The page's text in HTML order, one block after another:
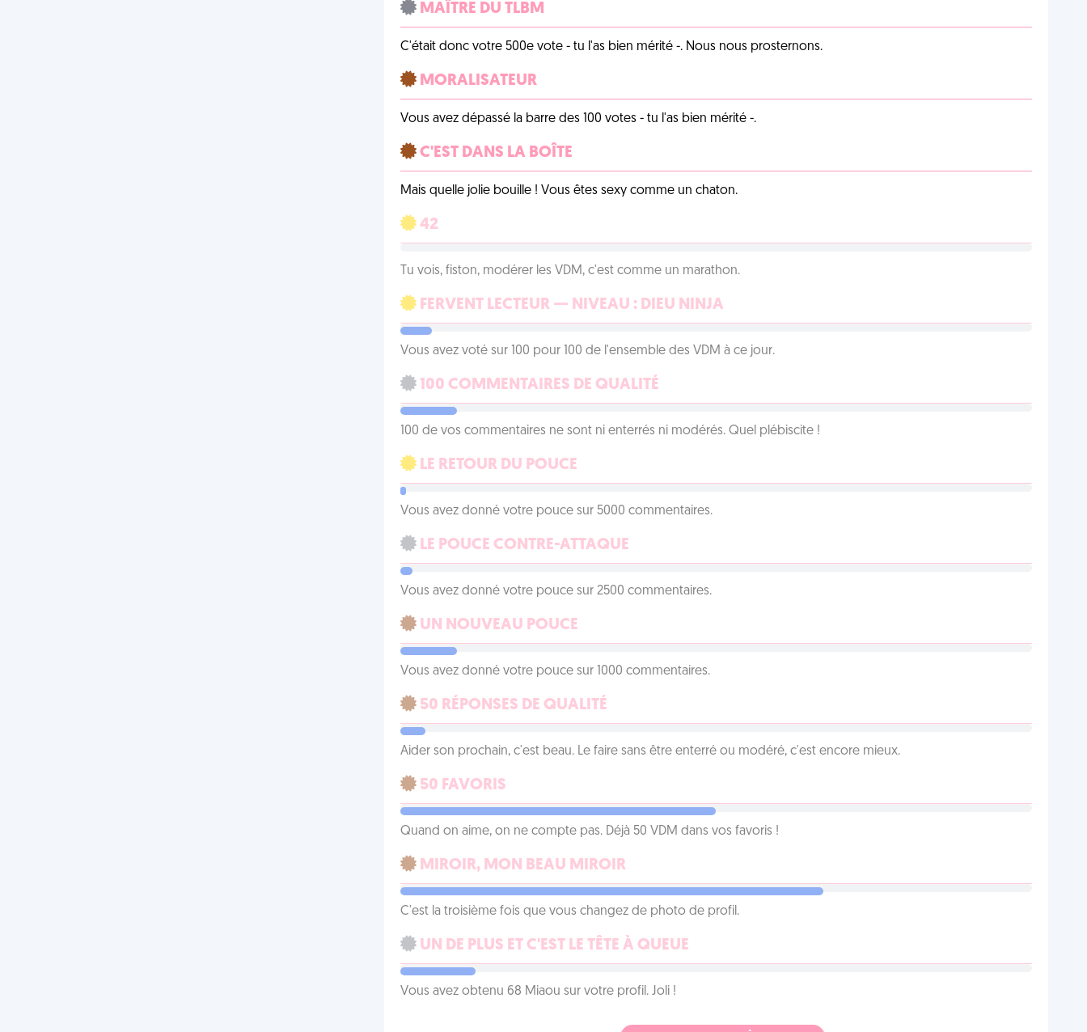
MAÎTRE DU TLBM
C'était donc votre 500e vote - tu l'as bien mérité -. Nous nous prosternons.
MORALISATEUR
Vous avez dépassé la barre des 100 votes - tu l'as bien mérité -.
C'EST DANS LA BOÎTE
Mais quelle jolie bouille ! Vous êtes sexy comme un chaton.
42
Tu vois, fiston, modérer les VDM, c'est comme un marathon.
FERVENT LECTEUR — NIVEAU : DIEU NINJA
Vous avez voté sur 100 pour 100 de l'ensemble des VDM à ce jour.
100 COMMENTAIRES DE QUALITÉ
100 de vos commentaires ne sont ni enterrés ni modérés. Quel plébiscite !
LE RETOUR DU POUCE
Vous avez donné votre pouce sur 5000 commentaires.
LE POUCE CONTRE-ATTAQUE
Vous avez donné votre pouce sur 2500 commentaires.
UN NOUVEAU POUCE
Vous avez donné votre pouce sur 1000 commentaires.
50 RÉPONSES DE QUALITÉ
Aider son prochain, c'est beau. Le faire sans être enterré ou modéré, c'est encore mieux.
50 FAVORIS
Quand on aime, on ne compte pas. Déjà 50 VDM dans vos favoris !
MIROIR, MON BEAU MIROIR
C'est la troisième fois que vous changez de photo de profil.
UN DE PLUS ET C'EST LE TÊTE À QUEUE
Vous avez obtenu 68 Miaou sur votre profil. Joli !